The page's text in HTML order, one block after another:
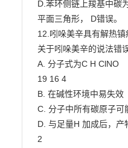
D.苯环侧链上羧基中碳
平面三角形， D错误。
12.吲哚美辛具有解热
关于吲哚美辛的说法错
A. 分子式为C H ClNO
19 16 4
B. 在碱性环境中易失效
C. 分子中所有碳原子可
D. 与足量H 加成后，
2